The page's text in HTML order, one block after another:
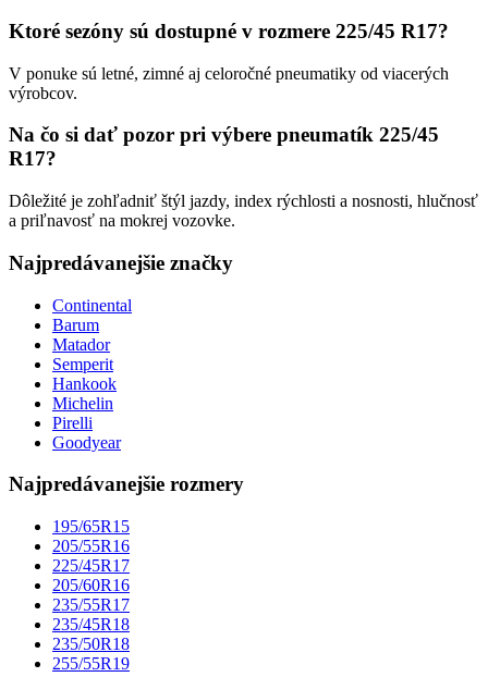
Ktoré sezóny sú dostupné v rozmere 225/45 R17?
V ponuke sú letné, zimné aj celoročné pneumatiky od viacerých
výrobcov.
Na čo si dať pozor pri výbere pneumatík 225/45
R17?
Dôležité je zohľadniť štýl jazdy, index rýchlosti a nosnosti, hlučnosť
a priľnavosť na mokrej vozovke.
Najpredávanejšie značky
Continental
Barum
Matador
Semperit
Hankook
Michelin
Pirelli
Goodyear
Najpredávanejšie rozmery
195/65R15
205/55R16
225/45R17
205/60R16
235/55R17
235/45R18
235/50R18
255/55R19